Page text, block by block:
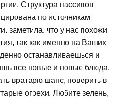
Структура пассивов
по источникам
заметила, что у нас похожи
так как именно на Ваших
останавливаешься и
все новые и новые блюда.
вратарю шанс, поверить в
огрехи. Любите зелень,